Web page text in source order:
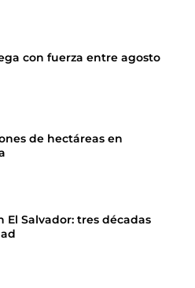
con fuerza entre agosto
de hectáreas en
El Salvador: tres décadas